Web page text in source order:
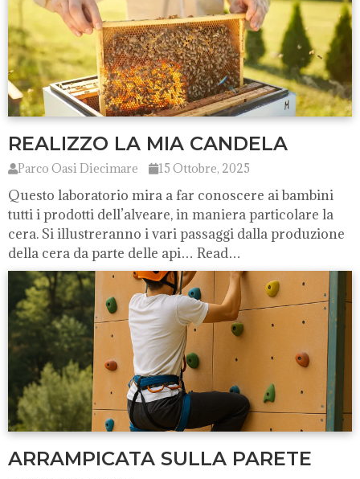
REALIZZO LA MIA CANDELA
Parco Oasi Diecimare 15 Ottobre, 2025
Questo laboratorio mira a far conoscere ai bambini
tutti i prodotti dell’alveare, in maniera particolare la
cera. Si illustreranno i vari passaggi dalla produzione
della cera da parte delle api… Read…
ARRAMPICATA SULLA PARETE